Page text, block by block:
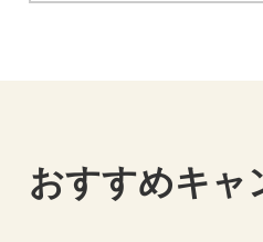
おすすめキャ